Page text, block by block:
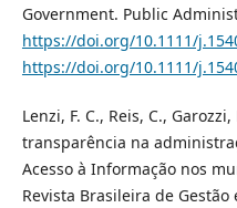
Government. Public
https://doi.org/10.1111/
https://doi.org/10.1111/
Lenzi, F. C., Reis, C.,
transparência na
Acesso à Informação nos
Revista Brasileira de